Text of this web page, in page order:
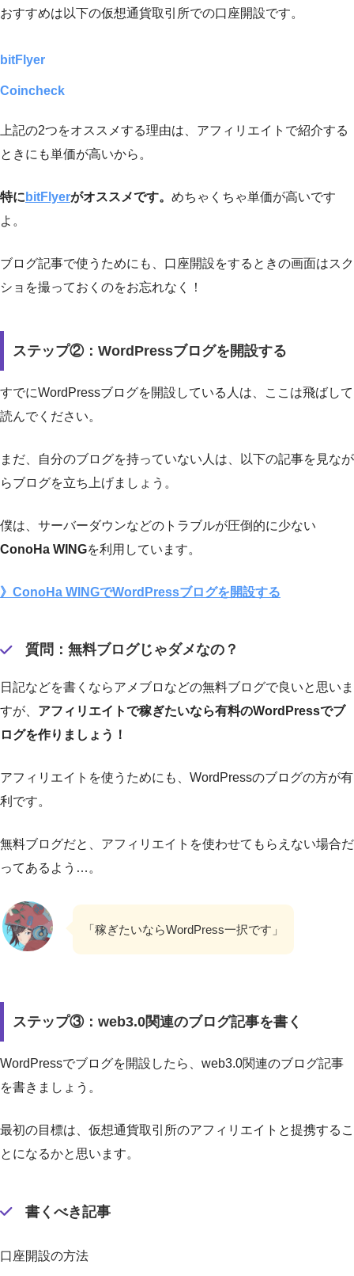
おすすめは以下の仮想通貨取引所での口座開設です。
bitFlyer
Coincheck
上記の2つをオススメする理由は、アフィリエイトで紹介する
ときにも単価が高いから。
特に bitFlyerがオススメです。 めちゃくちゃ単価が高いです
よ。
ブログ記事で使うためにも、口座開設をするときの画面はスク
ショを撮っておくのをお忘れなく！
ステップ②：WordPressブログを開設する
すでにWordPressブログを開設している人は、ここは飛ばして
読んでください。
まだ、自分のブログを持っていない人は、以下の記事を見なが
らブログを立ち上げましょう。
僕は、サーバーダウンなどのトラブルが圧倒的に少ない
ConoHa WINGを利用しています。
》ConoHa WINGでWordPressブログを開設する
質問：無料ブログじゃダメなの？
日記などを書くならアメブロなどの無料ブログで良いと思いま
すが、 アフィリエイトで稼ぎたいなら有料のWordPressでブ
ログを作りましょう！
アフィリエイトを使うためにも、WordPressのブログの方が有
利です。
無料ブログだと、アフィリエイトを使わせてもらえない場合だ
ってあるよう…。
「稼ぎたいならWordPress一択です」
ステップ③：web3.0関連のブログ記事を書く
WordPressでブログを開設したら、web3.0関連のブログ記事
を書きましょう。
最初の目標は、仮想通貨取引所のアフィリエイトと提携するこ
とになるかと思います。
書くべき記事
口座開設の方法